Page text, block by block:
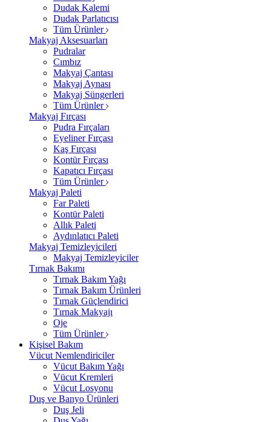
Dudak Kalemi
Dudak Parlatıcısı
Tüm Ürünler
Makyaj Aksesuarları
Pudralar
Cımbız
Makyaj Çantası
Makyaj Aynası
Makyaj Süngerleri
Tüm Ürünler
Makyaj Fırçası
Pudra Fırçaları
Eyeliner Fırçası
Kaş Fırçası
Kontür Fırçası
Kapatıcı Fırçası
Tüm Ürünler
Makyaj Paleti
Far Paleti
Kontür Paleti
Allık Paleti
Aydınlatıcı Paleti
Makyaj Temizleyicileri
Makyaj Temizleyiciler
Tırnak Bakımı
Tırnak Bakım Yağı
Tırnak Bakım Ürünleri
Tırnak Güçlendirici
Tırnak Makyajı
Oje
Tüm Ürünler
Kişisel Bakım
Vücut Nemlendiriciler
Vücut Bakım Yağı
Vücut Kremleri
Vücut Losyonu
Duş ve Banyo Ürünleri
Duş Jeli